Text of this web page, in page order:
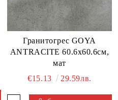
Гранитогрес GOYA
ANTRACITE 60.6х60.6см,
мат
€15.13
29.59лв.